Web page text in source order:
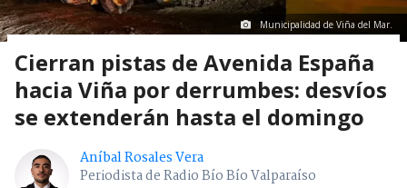
Municipalidad de Viña del Mar.
Cierran pistas de Avenida España
hacia Viña por derrumbes: desvíos
se extenderán hasta el domingo
Aníbal Rosales Vera
Periodista de Radio Bío Bío Valparaíso